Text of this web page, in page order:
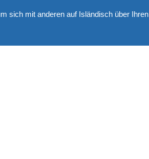
sich mit anderen auf Isländisch über Ihren